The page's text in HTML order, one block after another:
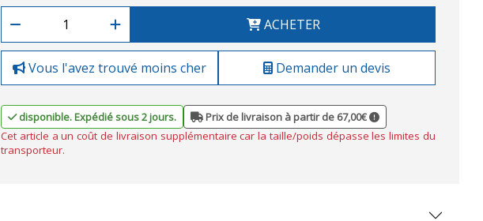
ACHETER
Vous l'avez trouvé moins cher Demander un devis
disponible. Expédié sous 2 jours.
Prix de livraison à partir de 67,00€
Cet article a un coût de livraison supplémentaire car la taille/poids dépasse les limites du
transporteur.